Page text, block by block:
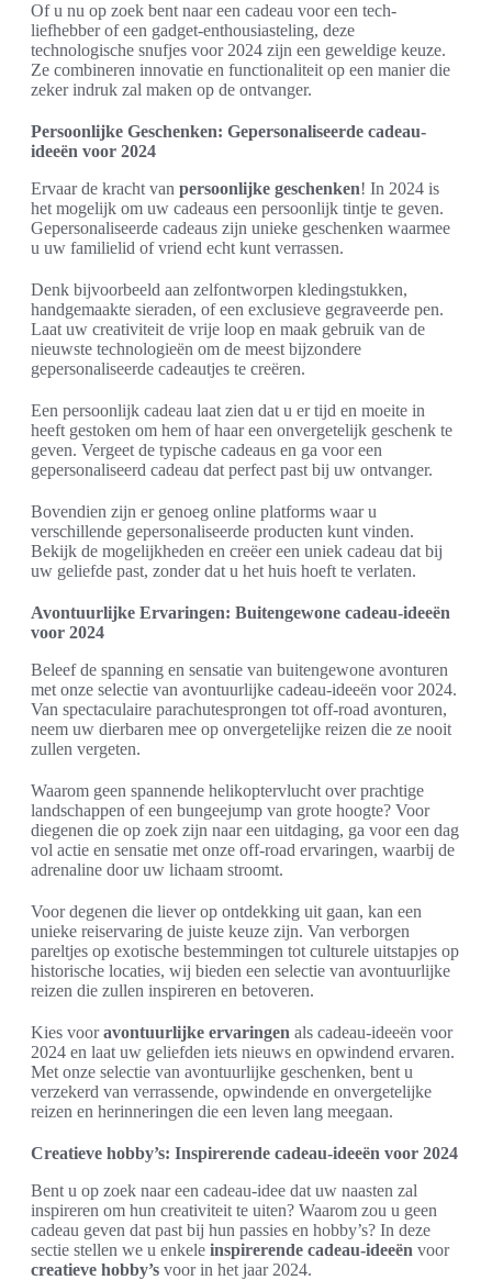
Of u nu op zoek bent naar een cadeau voor een tech-
liefhebber of een gadget-enthousiasteling, deze
technologische snufjes voor 2024 zijn een geweldige keuze.
Ze combineren innovatie en functionaliteit op een manier die
zeker indruk zal maken op de ontvanger.
Persoonlijke Geschenken: Gepersonaliseerde cadeau-
ideeën voor 2024
Ervaar de kracht van persoonlijke geschenken! In 2024 is
het mogelijk om uw cadeaus een persoonlijk tintje te geven.
Gepersonaliseerde cadeaus zijn unieke geschenken waarmee
u uw familielid of vriend echt kunt verrassen.
Denk bijvoorbeeld aan zelfontworpen kledingstukken,
handgemaakte sieraden, of een exclusieve gegraveerde pen.
Laat uw creativiteit de vrije loop en maak gebruik van de
nieuwste technologieën om de meest bijzondere
gepersonaliseerde cadeautjes te creëren.
Een persoonlijk cadeau laat zien dat u er tijd en moeite in
heeft gestoken om hem of haar een onvergetelijk geschenk te
geven. Vergeet de typische cadeaus en ga voor een
gepersonaliseerd cadeau dat perfect past bij uw ontvanger.
Bovendien zijn er genoeg online platforms waar u
verschillende gepersonaliseerde producten kunt vinden.
Bekijk de mogelijkheden en creëer een uniek cadeau dat bij
uw geliefde past, zonder dat u het huis hoeft te verlaten.
Avontuurlijke Ervaringen: Buitengewone cadeau-ideeën
voor 2024
Beleef de spanning en sensatie van buitengewone avonturen
met onze selectie van avontuurlijke cadeau-ideeën voor 2024.
Van spectaculaire parachutesprongen tot off-road avonturen,
neem uw dierbaren mee op onvergetelijke reizen die ze nooit
zullen vergeten.
Waarom geen spannende helikoptervlucht over prachtige
landschappen of een bungeejump van grote hoogte? Voor
diegenen die op zoek zijn naar een uitdaging, ga voor een dag
vol actie en sensatie met onze off-road ervaringen, waarbij de
adrenaline door uw lichaam stroomt.
Voor degenen die liever op ontdekking uit gaan, kan een
unieke reiservaring de juiste keuze zijn. Van verborgen
pareltjes op exotische bestemmingen tot culturele uitstapjes op
historische locaties, wij bieden een selectie van avontuurlijke
reizen die zullen inspireren en betoveren.
Kies vooravontuurlijke ervaringen als cadeau-ideeën voor
2024 en laat uw geliefden iets nieuws en opwindend ervaren.
Met onze selectie van avontuurlijke geschenken, bent u
verzekerd van verrassende, opwindende en onvergetelijke
reizen en herinneringen die een leven lang meegaan.
Creatieve hobby’s: Inspirerende cadeau-ideeën voor 2024
Bent u op zoek naar een cadeau-idee dat uw naasten zal
inspireren om hun creativiteit te uiten? Waarom zou u geen
cadeau geven dat past bij hun passies en hobby’s? In deze
sectie stellen we u enkele inspirerende cadeau-ideeën voor
creatieve hobby’s voor in het jaar 2024.